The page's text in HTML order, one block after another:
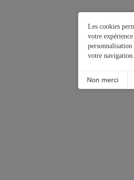
Les cookies
votre
votre navigation.
Non merci